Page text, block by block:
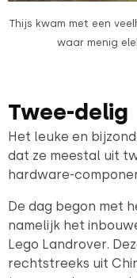
Thijs kwam met een
waar menig
Twee-delig
Het leuke en
dat ze meestal uit
hardware-
De dag begon met
namelijk het
Lego Landrover.
rechtstreeks uit